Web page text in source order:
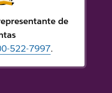
de
522-7997.